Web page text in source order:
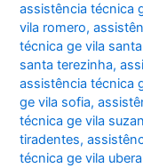
assistência técnica
vila romero,
técnica ge vila
santa terezinha,
assistência técnica
ge vila sofia,
técnica ge vila
tiradentes,
técnica ge vila